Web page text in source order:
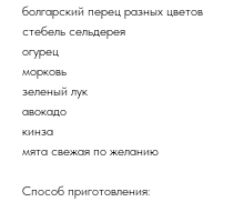
болгарский перец разных цветов
стебель сельдерея
огурец
морковь
зеленый лук
авокадо
кинза
мята свежая по желанию
Способ приготовления: